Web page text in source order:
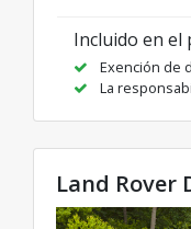
Incluido en el
Exención de
La
Land Rover